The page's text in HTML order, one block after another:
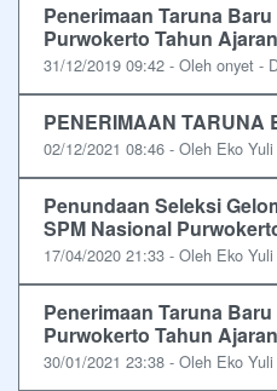
Penerimaan Taruna
Purwokerto Tahun
31/12/2019 09:42 - Oleh onyet -
PENERIMAAN TARUNA
02/12/2021 08:46 - Oleh Eko
Penundaan Seleksi
SPM Nasional
17/04/2020 21:33 - Oleh Eko
Penerimaan Taruna
Purwokerto Tahun
30/01/2021 23:38 - Oleh Eko